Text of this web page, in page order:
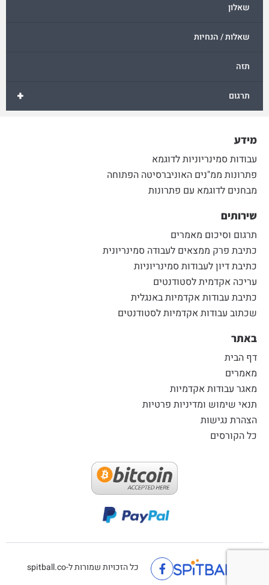
שאלון
שאלות / הנחיות
תזה
+ תרגום
מידע
עבודות סמינריוניות לדוגמא
פתרונות ממ"נים האוניברסיטה הפתוחה
מבחנים לדוגמא עם פתרונות
שירותים
תרגום וסיכום מאמרים
כתיבת פרק ממצאים לעבודה סמינריונית
כתיבת דיון לעבודות סמינריוניות
עריכה אקדמית לסטודנטים
כתיבת עבודות אקדמיות באנגלית
שכתוב עבודות אקדמיות לסטודנטים
באתר
דף הבית
מאמרים
מאגר עבודות אקדמיות
תנאי שימוש ומדיניות פרטיות
הצהרת נגישות
כל הקורסים
כל הזכויות שמורות ל-spitball.co